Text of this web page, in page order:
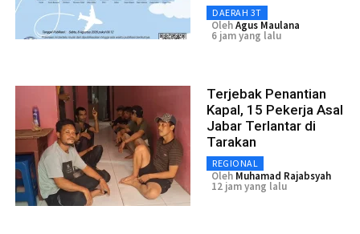
DAERAH 3T
OlehAgus Maulana
6 jam yang lalu
Terjebak Penantian
Kapal, 15 Pekerja Asal
Jabar Terlantar di
Tarakan
REGIONAL
Oleh Muhamad Rajabsyah
12 jam yang lalu